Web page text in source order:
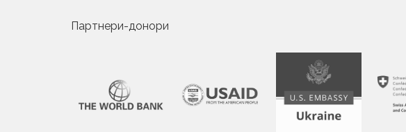
Партнери-донори